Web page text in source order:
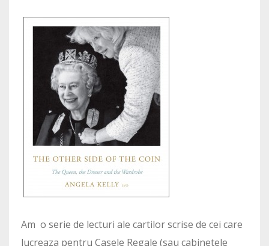
Am o serie de lecturi ale cartilor scrise de cei care
lucreaza pentru Casele Regale (sau cabinetele